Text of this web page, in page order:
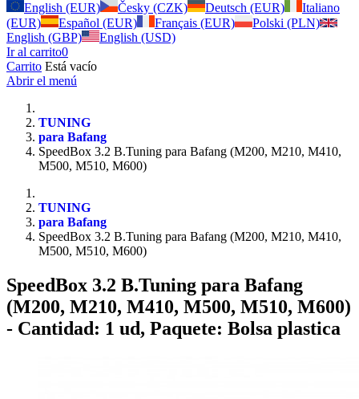
English (EUR)
Česky (CZK) Deutsch (EUR)
Italiano
(EUR)
Español (EUR) Français (EUR)
Polski (PLN)
English (GBP)
English (USD)
Ir al carrito0
Carrito Está vacío
Abrir el menú
TUNING
para Bafang
SpeedBox 3.2 B.Tuning para Bafang (M200, M210, M410,
M500, M510, M600)
TUNING
para Bafang
SpeedBox 3.2 B.Tuning para Bafang (M200, M210, M410,
M500, M510, M600)
SpeedBox 3.2 B.Tuning para Bafang
(M200, M210, M410, M500, M510, M600)
- Cantidad: 1 ud, Paquete: Bolsa plastica